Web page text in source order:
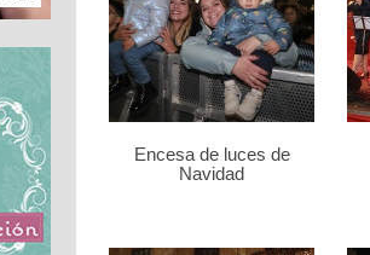
Encesa de luces de
Navidad